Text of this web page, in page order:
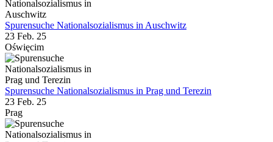
Spurensuche Nationalsozialismus in Auschwitz
23 Feb. 25
Oświęcim
Spurensuche Nationalsozialismus in Prag und Terezin
23 Feb. 25
Prag